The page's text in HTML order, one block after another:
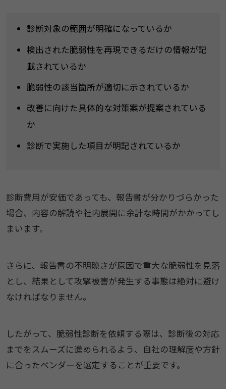
診断対象の範囲が明確になっているか
検出された脆弱性を再現できるだけの情報が記
載されているか
脆弱性の該当箇所が適切に示されているか
改善に向けた具体的な対策案が提案されている
か
診断で実施した項目が明記されているか
診断費用が安価であっても、報告書が分かりづらかった
場合、内容の解読や社内展開に余計な時間がかかってし
まいます。
さらに、報告書の不明瞭さが原因で重大な脆弱性を見落
とし、結果として攻撃被害が発生する事態は絶対に避け
なければなりません。
したがって、脆弱性診断を依頼する際は、診断後の対応
までをスムーズに進められるよう、自社の理解度や方針
に合ったベンダーを選定することが重要です。